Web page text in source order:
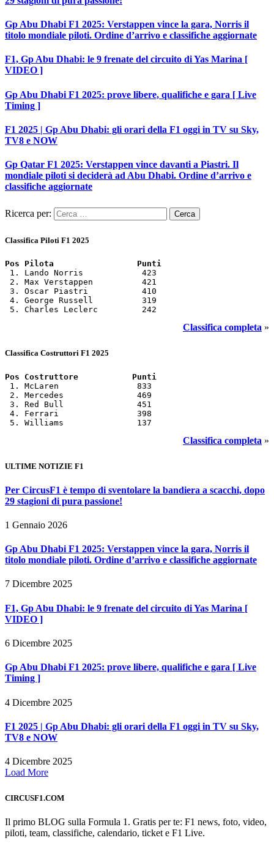
Gp Abu Dhabi F1 2025: Verstappen vince la gara, Norris il
titolo mondiale piloti. Ordine d’arrivo e classifiche aggiornate
F1, Gp Abu Dhabi: le 9 frenate del circuito di Yas Marina [
VIDEO ]
Gp Abu Dhabi F1 2025: prove libere, qualifiche e gara [ Live
Timing ]
F1 2025 | Gp Abu Dhabi: gli orari della F1 oggi in TV su Sky,
TV8 e NOW
Gp Qatar F1 2025: Verstappen vince davanti a Piastri. Il
mondiale piloti si deciderà ad Abu Dhabi. Ordine d’arrivo e
classifiche aggiornate
Ricerca per:
Classifica Piloti F1 2025
Pos Pilota                 Punti
1. Lando Norris            423
2. Max Verstappen          421
3. Oscar Piastri           410
4. George Russell          319
5. Charles Leclerc         242
Classifica completa »
Classifica Costruttori F1 2025
Pos Costruttore           Punti
1. McLaren                833
2. Mercedes               469
3. Red Bull               451
4. Ferrari                398
5. Williams               137
Classifica completa »
ULTIME NOTIZIE F1
Per CircusF1 è tempo di sventolare la bandiera a scacchi, dopo
29 stagioni di pura passione!
1 Gennaio 2026
Gp Abu Dhabi F1 2025: Verstappen vince la gara, Norris il
titolo mondiale piloti. Ordine d’arrivo e classifiche aggiornate
7 Dicembre 2025
F1, Gp Abu Dhabi: le 9 frenate del circuito di Yas Marina [
VIDEO ]
6 Dicembre 2025
Gp Abu Dhabi F1 2025: prove libere, qualifiche e gara [ Live
Timing ]
4 Dicembre 2025
F1 2025 | Gp Abu Dhabi: gli orari della F1 oggi in TV su Sky,
TV8 e NOW
4 Dicembre 2025
Load More
CIRCUSF1.COM
Il primo BLOG sulla Formula 1. Gratis per te: F1 news, foto, video,
piloti, team, classifiche, calendario, ticket e F1 Live.